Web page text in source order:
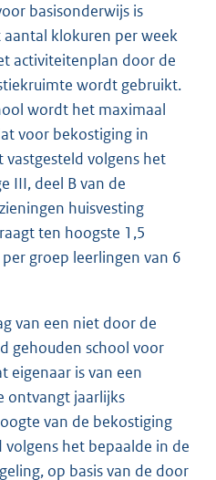
basisonderwijs is
aantal klokuren per week
activiteitenplan door de
wordt gebruikt.
wordt het maximaal
voor bekostiging in
volgens het
III, deel B van de
huisvesting
ten hoogste 1,5
groep leerlingen van 6
van een niet door de
gehouden school voor
eigenaar is van een
ontvangt jaarlijks
van de bekostiging
het bepaalde in de
op basis van de door